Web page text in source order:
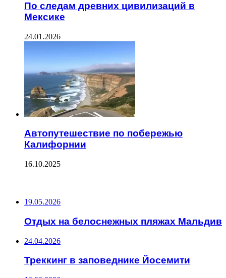
По следам древних цивилизаций в
Мексике
24.01.2026
Автопутешествие по побережью
Калифорнии
16.10.2025
19.05.2026
Отдых на белоснежных пляжах Мальдив
24.04.2026
Треккинг в заповеднике Йосемити